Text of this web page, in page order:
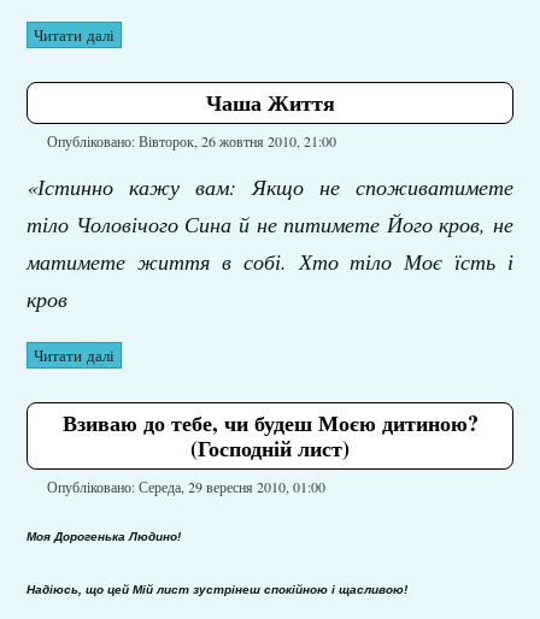
Читати далі
Чаша Життя
Опубліковано: Вівторок, 26 жовтня 2010, 21:00
«Істинно кажу вам: Якщо не споживатимете
тіло Чоловічого Сина й не питимете Його кров, не
матимете життя в собі. Хто тіло Моє їсть і
кров
Читати далі
Взиваю до тебе, чи будеш Моєю дитиною?
(Господній лист)
Опубліковано: Середа, 29 вересня 2010, 01:00
Моя Дорогенька Людино!
Надіюсь, що цей Мій лист зустрінеш спокійною і щасливою!